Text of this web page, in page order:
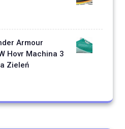
Armour
Hovr Machina 3
Zieleń